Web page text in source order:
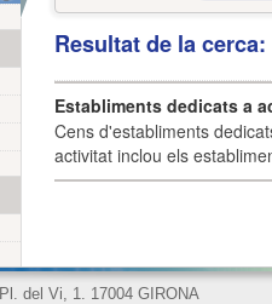
Resultat de la
Establiments dedicats a
Cens d'establiments
activitat inclou els
Pl. del Vi, 1. 17004 GIRONA